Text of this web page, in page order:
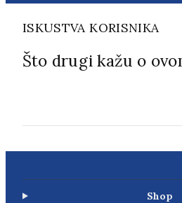
ISKUSTVA KORISNIKA
Što drugi kažu o
Shop